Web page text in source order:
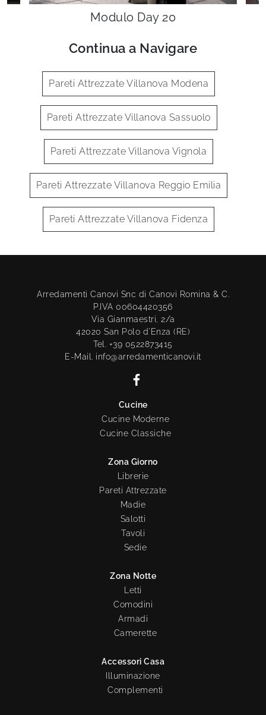
Modulo Day 20
Continua a Navigare
Pareti Attrezzate Villanova Modena
Pareti Attrezzate Villanova Sassuolo
Pareti Attrezzate Villanova Vignola
Pareti Attrezzate Villanova Reggio Emilia
Pareti Attrezzate Villanova Fidenza
Arredamenti Canovi Snc di Canovi Romina & C.
P.IVA 00604420356
Via Gianmaestri, 2/a
42020 San Polo d'Enza (RE)
Tel. +39 0522873415
E-Mail. info@arredamenticanovi.it
Cucine
Cucine Moderne
Cucine Classiche
Zona Giorno
Librerie
Pareti Attrezzate
Madie
Salotti
Tavoli
Sedie
Zona Notte
Letti
Comodini
Armadi
Camerette
Accessori Casa
Illuminazione
Complementi